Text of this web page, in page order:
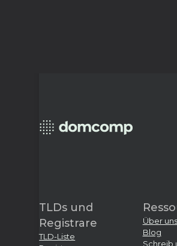
TLDs und
Registrare
TLD-Liste
Über uns
Blog
Schreib